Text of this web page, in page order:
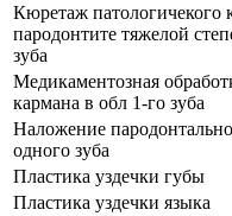
Кюретаж патологичекого
пародонтите тяжелой
зуба
Медикаментозная
кармана в обл 1-го зуба
Наложение
одного зуба
Пластика уздечки губы
Пластика уздечки языка